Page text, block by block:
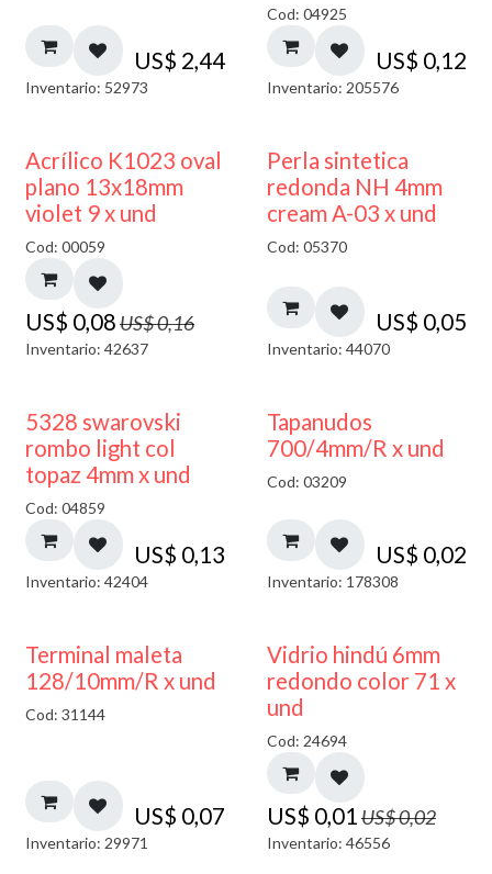
US$ 2,44
Inventario: 52973
Cod: 04925
US$ 0,12
Inventario: 205576
50% DESCUENTO
Acrílico K1023 oval
plano 13x18mm
violet 9 x und
Cod: 00059
US$ 0,08US$0,16
Inventario: 42637
Perla sintetica
redonda NH 4mm
cream A-03 x und
Cod: 05370
US$ 0,05
Inventario: 44070
5328 swarovski
rombo light col
topaz 4mm x und
Cod: 04859
US$ 0,13
Inventario: 42404
Tapanudos
700/4mm/R x und
Cod: 03209
US$ 0,02
Inventario: 178308
Terminal maleta
128/10mm/R x und
Cod: 31144
US$ 0,07
Inventario: 29971
40% DESCUENTO
Vidrio hindú 6mm
redondo color 71 x
und
Cod: 24694
US$ 0,01US$0,02
Inventario: 46556